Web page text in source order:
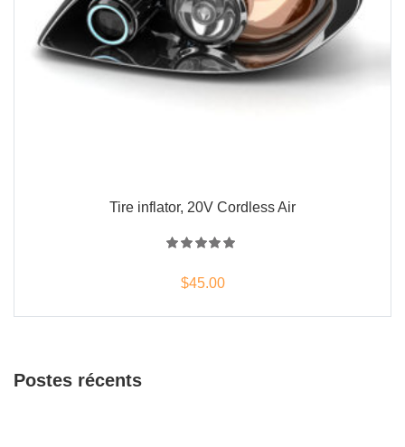
Tire inflator, 20V Cordless Air
5.00sur
5
$45.00
Postes récents